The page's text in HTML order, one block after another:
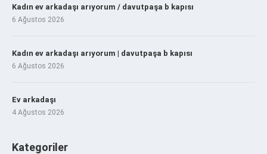
Kadın ev arkadaşı arıyorum / davutpaşa b kapısı
6 Ağustos 2026
Kadın ev arkadaşı arıyorum | davutpaşa b kapısı
6 Ağustos 2026
Ev arkadaşı
4 Ağustos 2026
Kategoriler